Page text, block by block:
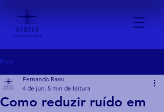
Post
Como reduzir ruído em
Fernando Rassi
4 de jun. 5 min de leitura